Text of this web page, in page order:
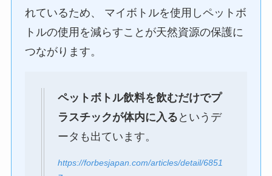
れているため、 マイボトルを使用しペットボ
トルの使用を減らすことが天然資源の保護に
つながります。
ペットボトル飲料を飲むだけでプ
ラスチックが体内に入る というデ
ータも出ています。
https://forbesjapan.com/articles/detail/6851